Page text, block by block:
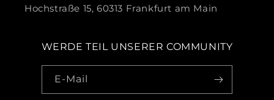
Hochstraße 15, 60313 Frankfurt am Main
WERDE TEIL UNSERER COMMUNITY
E-Mail